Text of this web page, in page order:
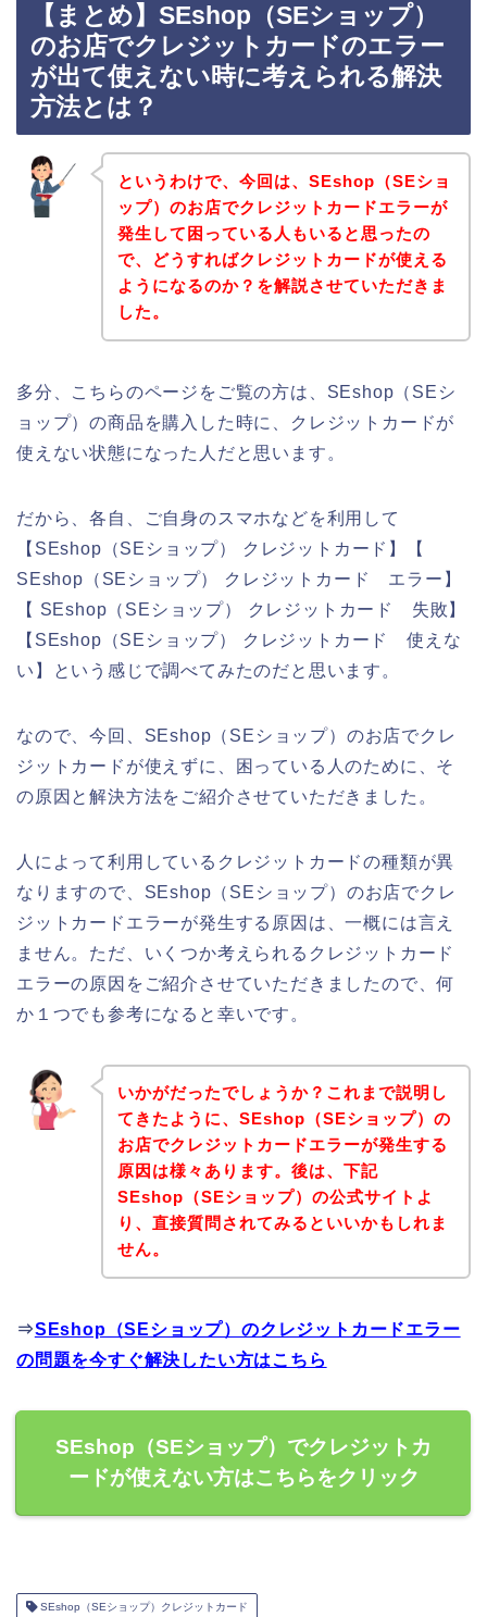
【まとめ】SEshop（SEショップ）
のお店でクレジットカードのエラー
が出て使えない時に考えられる解決
方法とは？
というわけで、今回は、SEshop（SEショ
ップ）のお店でクレジットカードエラーが
発生して困っている人もいると思ったの
で、どうすればクレジットカードが使える
ようになるのか？を解説させていただきま
した。
多分、こちらのページをご覧の方は、SEshop（SEシ
ョップ）の商品を購入した時に、クレジットカードが
使えない状態になった人だと思います。
だから、各自、ご自身のスマホなどを利用して
【SEshop（SEショップ） クレジットカード】【
SEshop（SEショップ） クレジットカード エラー】
【 SEshop（SEショップ） クレジットカード 失敗】
【SEshop（SEショップ） クレジットカード 使えな
い】という感じで調べてみたのだと思います。
なので、今回、SEshop（SEショップ）のお店でクレ
ジットカードが使えずに、困っている人のために、そ
の原因と解決方法をご紹介させていただきました。
人によって利用しているクレジットカードの種類が異
なりますので、SEshop（SEショップ）のお店でクレ
ジットカードエラーが発生する原因は、一概には言え
ません。ただ、いくつか考えられるクレジットカード
エラーの原因をご紹介させていただきましたので、何
か１つでも参考になると幸いです。
いかがだったでしょうか？これまで説明し
てきたように、SEshop（SEショップ）の
お店でクレジットカードエラーが発生する
原因は様々あります。後は、下記
SEshop（SEショップ）の公式サイトよ
り、直接質問されてみるといいかもしれま
せん。
⇒SEshop（SEショップ）のクレジットカードエラー
の問題を今すぐ解決したい方はこちら
SEshop（SEショップ）でクレジットカ
ードが使えない方はこちらをクリック
SEshop（SEショップ）クレジットカード